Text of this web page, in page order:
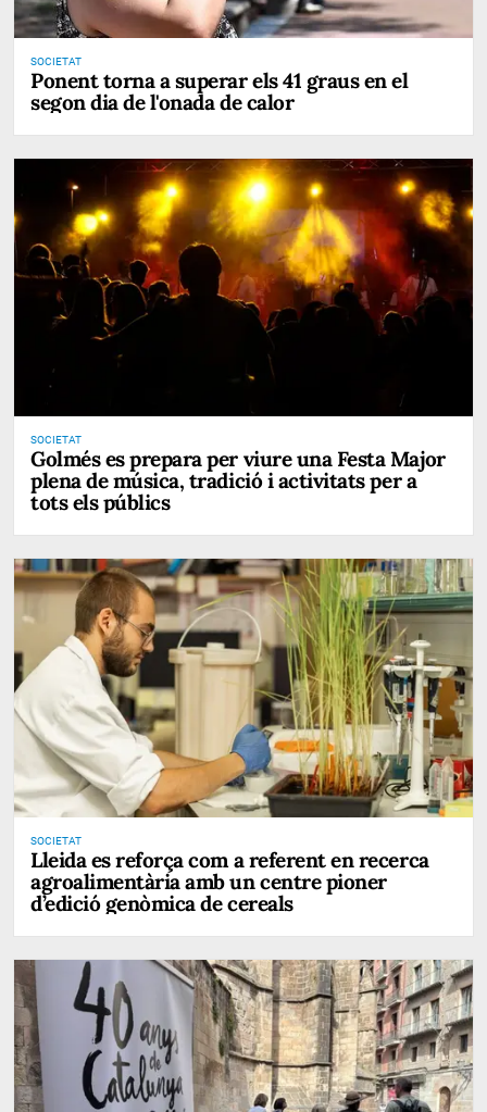
SOCIETAT
Ponent torna a superar els 41 graus en el
segon dia de l'onada de calor
SOCIETAT
Golmés es prepara per viure una Festa Major
plena de música, tradició i activitats per a
tots els públics
SOCIETAT
Lleida es reforça com a referent en recerca
agroalimentària amb un centre pioner
d’edició genòmica de cereals